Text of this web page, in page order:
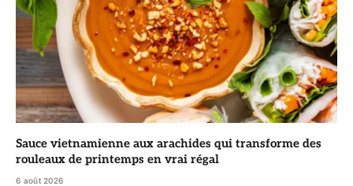
Sauce vietnamienne aux arachides qui transforme des
rouleaux de printemps en vrai régal
6 août 2026